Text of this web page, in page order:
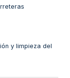
y limpieza del